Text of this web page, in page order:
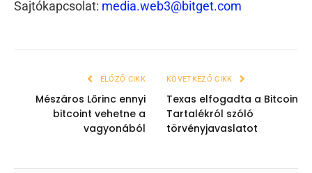
Sajtókapcsolat: media.web3@bitget.com
ELŐZŐ CIKK
Mészáros Lőrinc ennyi
bitcoint vehetne a
vagyonából
KÖVETKEZŐ CIKK
Texas elfogadta a Bitcoin
Tartalékról szóló
törvényjavaslatot